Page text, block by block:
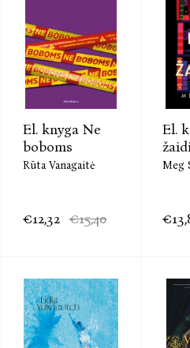
El. knyga Ne
boboms
Rūta Vanagaitė
€12,32 €15,40
El.
Meg